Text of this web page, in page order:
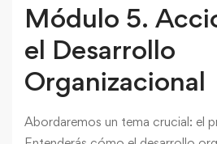
Módulo 5.
el Desarrollo
Organizacional
Abordaremos un tema crucial: el